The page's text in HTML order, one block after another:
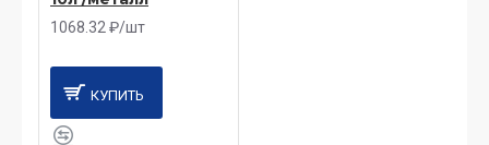
1068.32 ₽/шт
КУПИТЬ